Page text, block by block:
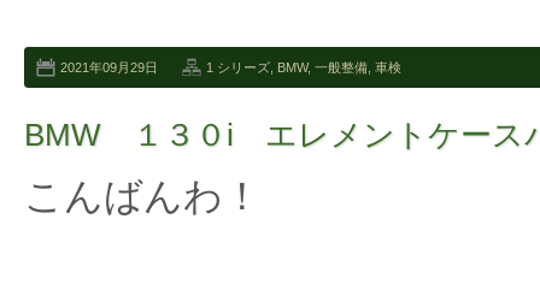
2021年09月29日 1 シリーズ BMW, 一般整備 車検
BMW １３０i エレメントケース
こんばんわ！